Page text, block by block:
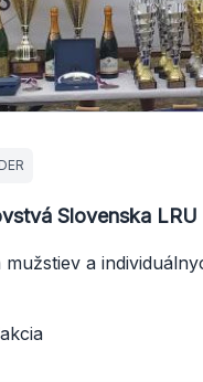
Slovenska
mužstiev a